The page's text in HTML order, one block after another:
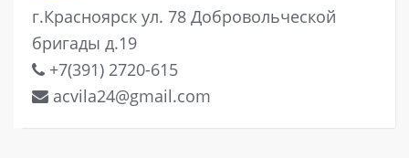
г.Красноярск ул. 78 Добровольческой
бригады д.19
+7(391) 2720-615
acvila24@gmail.com